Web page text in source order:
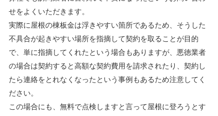
せをよくいただきます。
実際に屋根の棟板金は浮きやすい箇所であるため、そうした
不具合が起きやすい場所を指摘して契約を取ることが目的
で、単に指摘してくれたという場合もありますが、悪徳業者
の場合は契約すると高額な契約費用を請求されたり、契約し
たら連絡をとれなくなったという事例もあるため注意してく
ださい。
この場合にも、無料で点検しますと言って屋根に登ろうとす